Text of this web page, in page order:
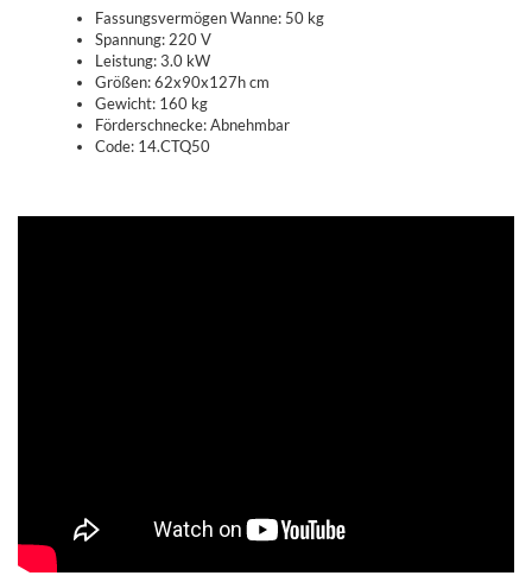
Fassungsvermögen Wanne: 50 kg
Spannung: 220 V
Leistung: 3.0 kW
Größen: 62x90x127h cm
Gewicht: 160 kg
Förderschnecke: Abnehmbar
Code: 14.CTQ50